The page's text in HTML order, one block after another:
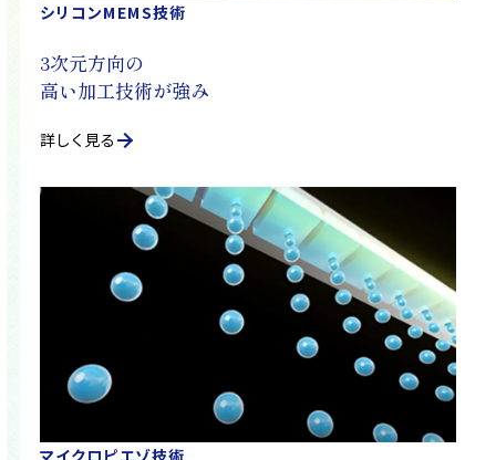
シリコンMEMS技術
3次元方向の
高い加工技術が強み
詳しく見る